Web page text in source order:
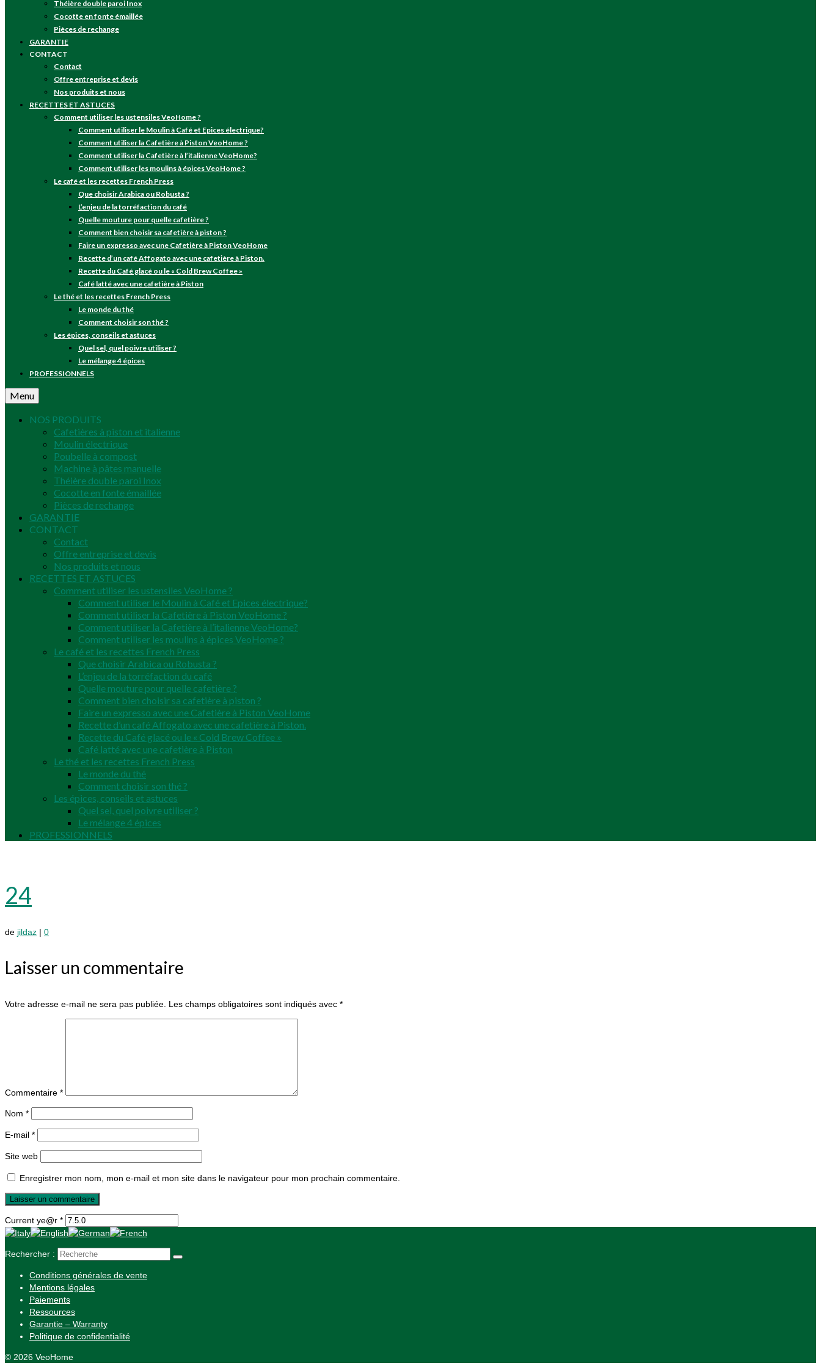
Théière double paroi Inox
Cocotte en fonte émaillée
Pièces de rechange
GARANTIE
CONTACT
Contact
Offre entreprise et devis
Nos produits et nous
RECETTES ET ASTUCES
Comment utiliser les ustensiles VeoHome ?
Comment utiliser le Moulin à Café et Epices électrique?
Comment utiliser la Cafetière à Piston VeoHome ?
Comment utiliser la Cafetière à l’italienne VeoHome?
Comment utiliser les moulins à épices VeoHome ?
Le café et les recettes French Press
Que choisir Arabica ou Robusta ?
L’enjeu de la torréfaction du café
Quelle mouture pour quelle cafetière ?
Comment bien choisir sa cafetière à piston ?
Faire un expresso avec une Cafetière à Piston VeoHome
Recette d’un café Affogato avec une cafetière à Piston.
Recette du Café glacé ou le « Cold Brew Coffee »
Café latté avec une cafetière à Piston
Le thé et les recettes French Press
Le monde du thé
Comment choisir son thé ?
Les épices, conseils et astuces
Quel sel, quel poivre utiliser ?
Le mélange 4 épices
PROFESSIONNELS
Menu
NOS PRODUITS
Cafetières à piston et italienne
Moulin électrique
Poubelle à compost
Machine à pâtes manuelle
Théière double paroi Inox
Cocotte en fonte émaillée
Pièces de rechange
GARANTIE
CONTACT
Contact
Offre entreprise et devis
Nos produits et nous
RECETTES ET ASTUCES
Comment utiliser les ustensiles VeoHome ?
Comment utiliser le Moulin à Café et Epices électrique?
Comment utiliser la Cafetière à Piston VeoHome ?
Comment utiliser la Cafetière à l’italienne VeoHome?
Comment utiliser les moulins à épices VeoHome ?
Le café et les recettes French Press
Que choisir Arabica ou Robusta ?
L’enjeu de la torréfaction du café
Quelle mouture pour quelle cafetière ?
Comment bien choisir sa cafetière à piston ?
Faire un expresso avec une Cafetière à Piston VeoHome
Recette d’un café Affogato avec une cafetière à Piston.
Recette du Café glacé ou le « Cold Brew Coffee »
Café latté avec une cafetière à Piston
Le thé et les recettes French Press
Le monde du thé
Comment choisir son thé ?
Les épices, conseils et astuces
Quel sel, quel poivre utiliser ?
Le mélange 4 épices
PROFESSIONNELS
24
de jildaz | 0
Laisser un commentaire
Votre adresse e-mail ne sera pas publiée. Les champs obligatoires sont indiqués avec *
Commentaire *
Nom *
E-mail *
Site web
Enregistrer mon nom, mon e-mail et mon site dans le navigateur pour mon prochain commentaire.
Current ye@r *
Rechercher :
Conditions générales de vente
Mentions légales
Paiements
Ressources
Garantie – Warranty
Politique de confidentialité
© 2026 VeoHome